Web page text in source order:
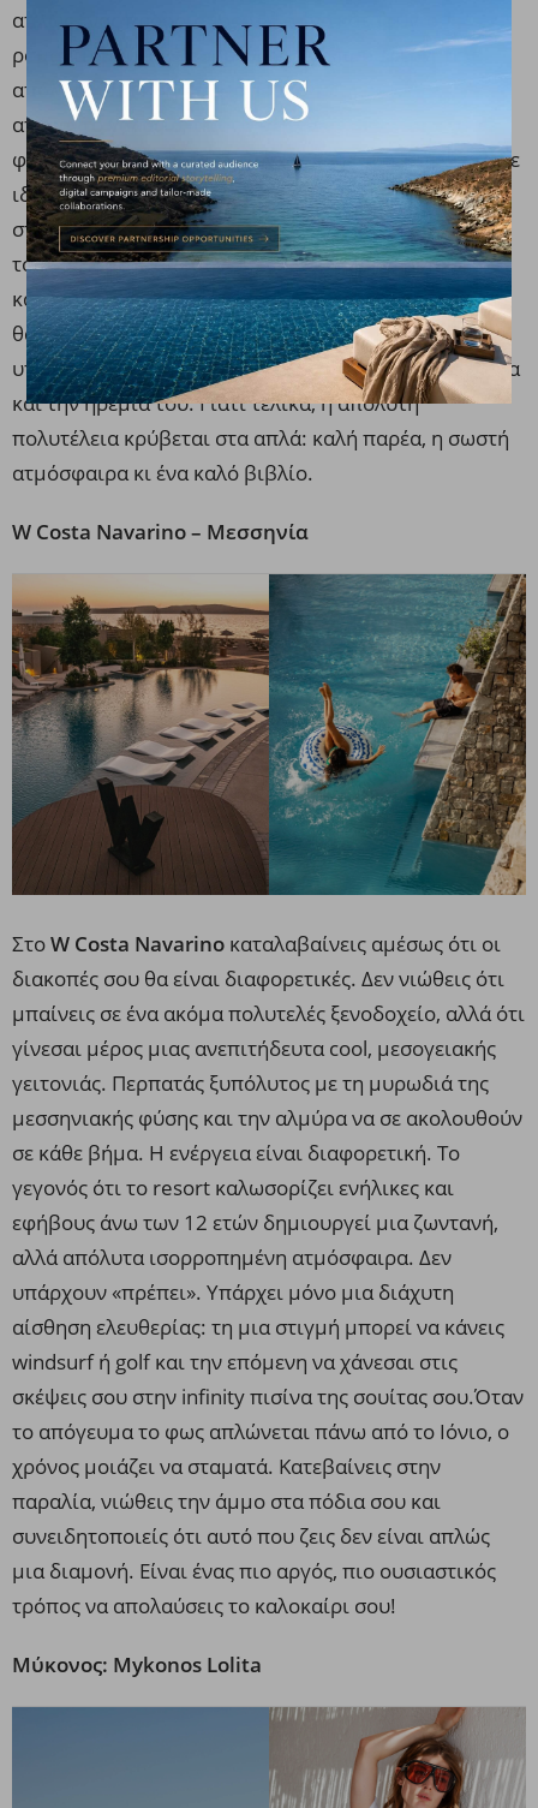
απλώς ένας προορισμός, αλλά ένα καταφύγιο
ρομαντισμού, σχεδιασμένο για να προσφέρει την
απόλυτη αίσθηση απομόνωσης. Με φόντο το
απέραντο γαλάζιο, τα δωμάτια πλημμυρίζουν με το
φως του Ιονίου, μετατρέποντας κάθε ηλιοβασίλεμα σε
ιδιωτική εμπειρία. Οι ώρες περνούν χωρίς βιασύνη
στην infinity πισίνα, στις αναζωογονητικές θεραπείες
του spa ή στην απομονωμένη παραλία, για να
καταλήξουν σε ένα ατμοσφαιρικό δείπνο με θέα τη
θάλασσα. Το Eva Palace δεν σε θαμπώνει με περιττές
υπερβολές αλλά σε κατακτά αθόρυβα με την ποιότητα
και την ηρεμία του. Γιατί τελικά, η απόλυτη
πολυτέλεια κρύβεται στα απλά: καλή παρέα, η σωστή
ατμόσφαιρα κι ένα καλό βιβλίο.
W Costa Navarino – Μεσσηνία
ΣτοW Costa Navarino καταλαβαίνεις αμέσως ότι οι
διακοπές σου θα είναι διαφορετικές. Δεν νιώθεις ότι
μπαίνεις σε ένα ακόμα πολυτελές ξενοδοχείο, αλλά ότι
γίνεσαι μέρος μιας ανεπιτήδευτα cool, μεσογειακής
γειτονιάς. Περπατάς ξυπόλυτος με τη μυρωδιά της
μεσσηνιακής φύσης και την αλμύρα να σε ακολουθούν
σε κάθε βήμα. Η ενέργεια είναι διαφορετική. Το
γεγονός ότι το resort καλωσορίζει ενήλικες και
εφήβους άνω των 12 ετών δημιουργεί μια ζωντανή,
αλλά απόλυτα ισορροπημένη ατμόσφαιρα. Δεν
υπάρχουν «πρέπει». Υπάρχει μόνο μια διάχυτη
αίσθηση ελευθερίας: τη μια στιγμή μπορεί να κάνεις
windsurf ή golf και την επόμενη να χάνεσαι στις
σκέψεις σου στην infinity πισίνα της σουίτας σου.Όταν
το απόγευμα το φως απλώνεται πάνω από το Ιόνιο, ο
χρόνος μοιάζει να σταματά. Κατεβαίνεις στην
παραλία, νιώθεις την άμμο στα πόδια σου και
συνειδητοποιείς ότι αυτό που ζεις δεν είναι απλώς
μια διαμονή. Είναι ένας πιο αργός, πιο ουσιαστικός
τρόπος να απολαύσεις το καλοκαίρι σου!
Μύκονος: Mykonos Lolita